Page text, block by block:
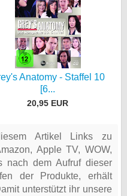
Anatomy - Staffel 10
[6...
20,95 EUR
Artikel Links zu
Apple TV, WOW,
nach dem Aufruf dieser
der Produkte, erhält
unterstützt ihr unsere